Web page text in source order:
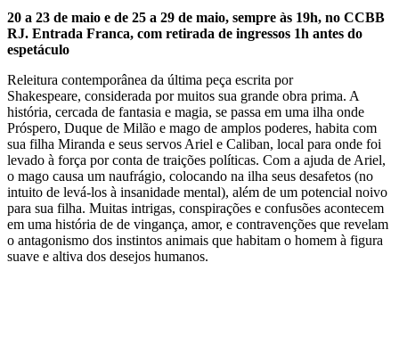
20 a 23 de maio e de 25 a 29 de maio, sempre às 19h, no CCBB
RJ. Entrada Franca, com retirada de ingressos 1h antes do
espetáculo
Releitura contemporânea da última peça escrita por
Shakespeare, considerada por muitos sua grande obra prima. A
história, cercada de fantasia e magia, se passa em uma ilha onde
Próspero, Duque de Milão e mago de amplos poderes, habita com
sua filha Miranda e seus servos Ariel e Caliban, local para onde foi
levado à força por conta de traições políticas. Com a ajuda de Ariel,
o mago causa um naufrágio, colocando na ilha seus desafetos (no
intuito de levá-los à insanidade mental), além de um potencial noivo
para sua filha. Muitas intrigas, conspirações e confusões acontecem
em uma história de de vingança, amor, e contravenções que revelam
o antagonismo dos instintos animais que habitam o homem à figura
suave e altiva dos desejos humanos.